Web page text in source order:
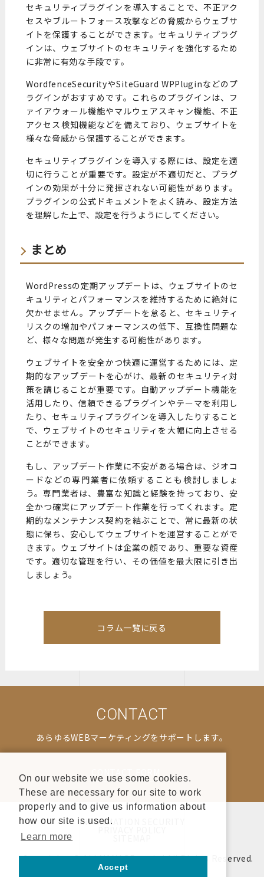
セキュリティプラグインを導入することで、不正アク
セスやブルートフォース攻撃などの脅威からウェブサ
イトを保護することができます。セキュリティプラグ
インは、ウェブサイトのセキュリティを強化するため
に非常に有効な手段です。
WordfenceSecurityやSiteGuard WPPluginなどのプ
ラグインがおすすめです。これらのプラグインは、フ
ァイアウォール機能やマルウェアスキャン機能、不正
アクセス検知機能などを備えており、ウェブサイトを
様々な脅威から保護することができます。
セキュリティプラグインを導入する際には、設定を適
切に行うことが重要です。設定が不適切だと、プラグ
インの効果が十分に発揮されない可能性があります。
プラグインの公式ドキュメントをよく読み、設定方法
を理解した上で、設定を行うようにしてください。
まとめ
WordPressの定期アップデートは、ウェブサイトのセ
キュリティとパフォーマンスを維持するために絶対に
欠かせません。アップデートを怠ると、セキュリティ
リスクの増加やパフォーマンスの低下、互換性問題な
ど、様々な問題が発生する可能性があります。
ウェブサイトを安全かつ快適に運営するためには、定
期的なアップデートを心がけ、最新のセキュリティ対
策を講じることが重要です。自動アップデート機能を
活用したり、信頼できるプラグインやテーマを利用し
たり、セキュリティプラグインを導入したりすること
で、ウェブサイトのセキュリティを大幅に向上させる
ことができます。
もし、アップデート作業に不安がある場合は、ジオコ
ードなどの専門業者に依頼することも検討しましょ
う。専門業者は、豊富な知識と経験を持っており、安
全かつ確実にアップデート作業を行ってくれます。定
期的なメンテナンス契約を結ぶことで、常に最新の状
態に保ち、安心してウェブサイトを運営することがで
きます。ウェブサイトは企業の顔であり、重要な資産
です。適切な管理を行い、その価値を最大限に引き出
しましょう。
コラム一覧に戻る
CONTACT
あらゆるWEBマーケティングをサポートします。
INFORMATION SECURITY
Copyrights © ALLMANAGE co.,ltd All Rights Reserved.
On our website we use some cookies.
These are necessary for our site to work
properly and to give us information about
how our site is used.
Learn more
Accept